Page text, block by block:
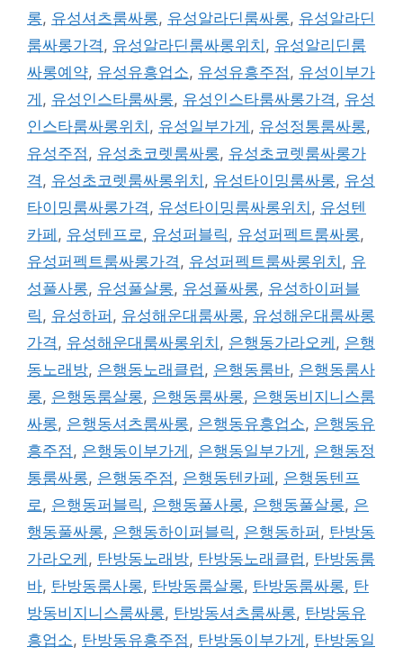
롱, 유성셔츠룸싸롱, 유성알라딘룸싸롱, 유성알라딘
룸싸롱가격 , 유성알라딘룸싸롱위치 , 유성알리딘룸
싸롱예약, 유성유흥업소, 유성유흥주점 , 유성이부가
게 , 유성인스타룸싸롱, 유성인스타룸싸롱가격 , 유성
인스타룸싸롱위치 , 유성일부가게 , 유성정통룸싸롱,
유성주점 , 유성초코렛룸싸롱, 유성초코렛룸싸롱가
격 , 유성초코렛룸싸롱위치 , 유성타이밍룸싸롱, 유성
타이밍룸싸롱가격 , 유성타이밍룸싸롱위치 , 유성텐
카페 , 유성텐프로 , 유성퍼블릭 , 유성퍼펙트룸싸롱,
유성퍼펙트룸싸롱가격 , 유성퍼펙트룸싸롱위치 , 유
성풀사롱, 유성풀살롱, 유성풀싸롱, 유성하이퍼블
릭 , 유성하퍼 , 유성해운대룸싸롱, 유성해운대룸싸롱
가격 , 유성해운대룸싸롱위치 , 은행동가라오케 , 은행
동노래방, 은행동노래클럽 , 은행동룸바, 은행동룸사
롱, 은행동룸살롱, 은행동룸싸롱, 은행동비지니스룸
싸롱, 은행동셔츠룸싸롱, 은행동유흥업소, 은행동유
흥주점 , 은행동이부가게 , 은행동일부가게 , 은행동정
통룸싸롱, 은행동주점 , 은행동텐카페 , 은행동텐프
로 , 은행동퍼블릭 , 은행동풀사롱, 은행동풀살롱, 은
행동풀싸롱, 은행동하이퍼블릭 , 은행동하퍼 , 탄방동
가라오케 , 탄방동노래방, 탄방동노래클럽 , 탄방동룸
바, 탄방동룸사롱, 탄방동룸살롱, 탄방동룸싸롱, 탄
방동비지니스룸싸롱, 탄방동셔츠룸싸롱, 탄방동유
흥업소, 탄방동유흥주점 , 탄방동이부가게 , 탄방동일